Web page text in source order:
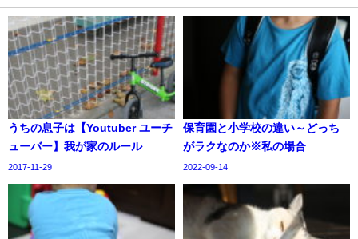
うちの息子は【Youtuber ユーチ
ューバー】我が家のルール
2017-11-29
保育園と小学校の違い～どっち
がラクなのか※私の場合
2022-09-14